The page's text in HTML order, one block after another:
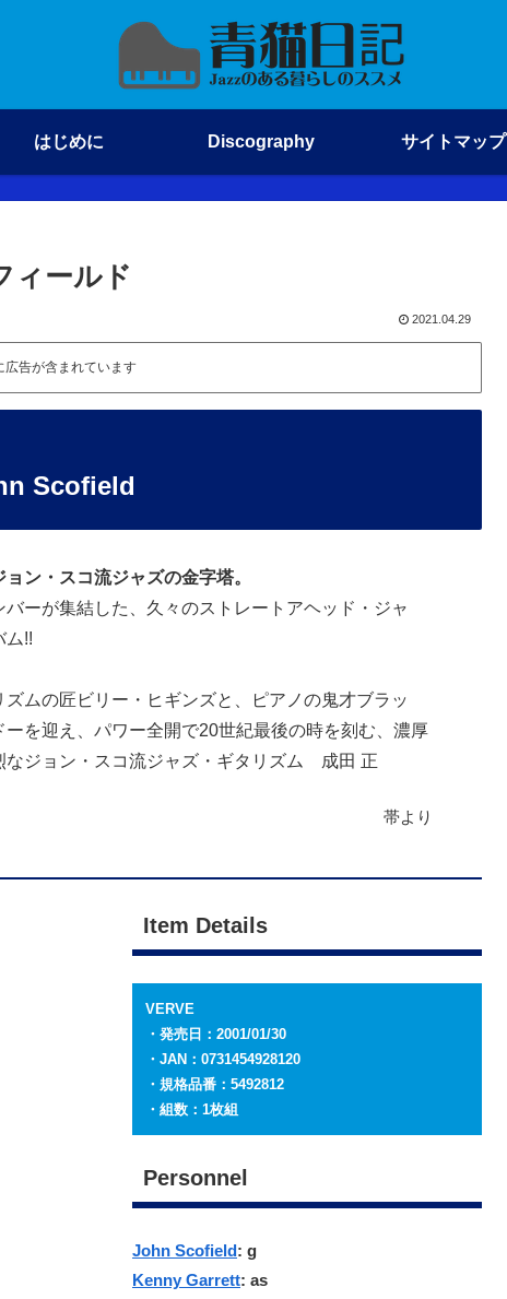
はじめに Discography サイトマップ
ィールド
2021.04.29
広告が含まれています
Scofield
ョン・スコ流ジャズの金字塔。
バーが集結した、久々のストレートアヘッド・ジャ
ム!!
ズムの匠ビリー・ヒギンズと、ピアノの鬼才ブラッ
ーを迎え、パワー全開で20世紀最後の時を刻む、濃厚
なジョン・スコ流ジャズ・ギタリズム 成田 正
帯より
Item Details
VERVE
・発売日：2001/01/30
・JAN：0731454928120
・規格品番：5492812
・組数：1枚組
Personnel
John Scofield: g
Kenny Garrett: as